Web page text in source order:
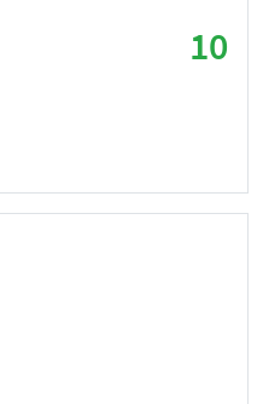
10